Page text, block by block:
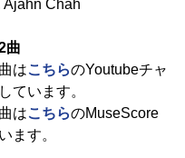
Ajahn Chah
曲
はこちらのYoutubeチャ
ています。
はこちらのMuseScore
ます。